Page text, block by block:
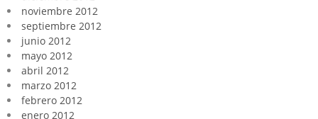
noviembre 2012
septiembre 2012
junio 2012
mayo 2012
abril 2012
marzo 2012
febrero 2012
enero 2012